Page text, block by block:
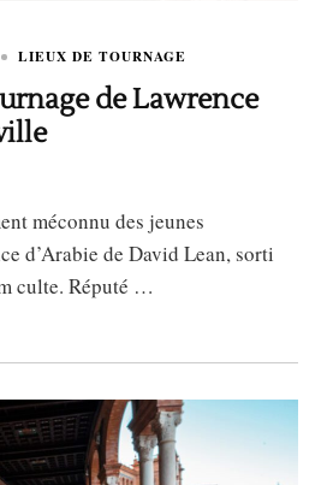
LIEUX DE TOURNAGE
de Lawrence
méconnu des jeunes
d’Arabie de David Lean, sorti
culte. Réputé …